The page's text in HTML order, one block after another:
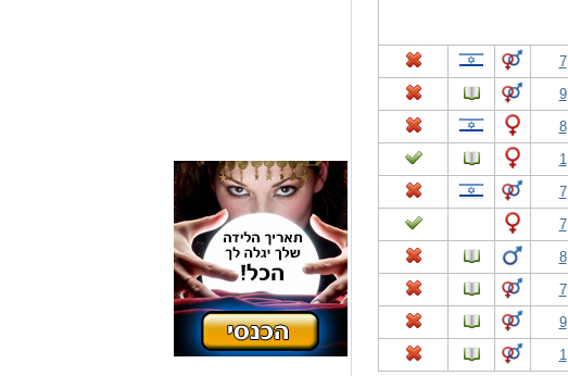
7
9
8
1
7
7
8
7
9
1